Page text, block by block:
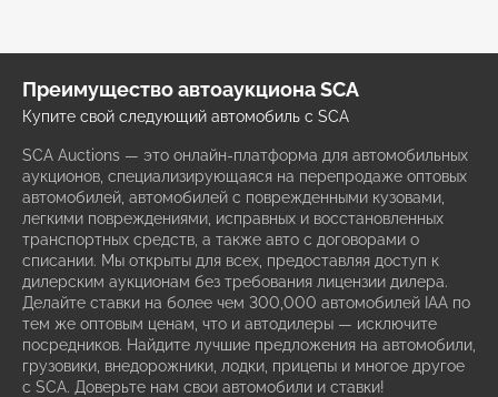
Преимущество автоаукциона SCA
Купите свой следующий автомобиль с SCA
SCA Auctions — это онлайн-платформа для автомобильных
аукционов, специализирующаяся на перепродаже оптовых
автомобилей, автомобилей с поврежденными кузовами,
легкими повреждениями, исправных и восстановленных
транспортных средств, а также авто с договорами о
списании. Мы открыты для всех, предоставляя доступ к
дилерским аукционам без требования лицензии дилера.
Делайте ставки на более чем 300,000 автомобилей IAA по
тем же оптовым ценам, что и автодилеры — исключите
посредников. Найдите лучшие предложения на автомобили,
грузовики, внедорожники, лодки, прицепы и многое другое
с SCA. Доверьте нам свои автомобили и ставки!